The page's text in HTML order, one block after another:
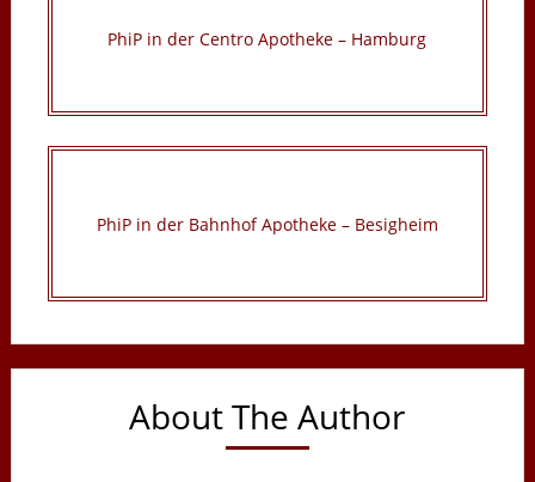
PhiP in der Centro Apotheke – Hamburg
PhiP in der Bahnhof Apotheke – Besigheim
About The Author